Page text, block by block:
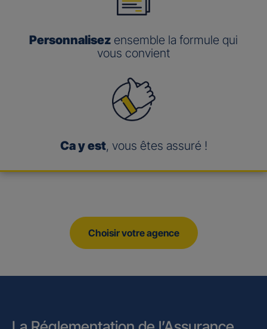
Personnalisez ensemble la formule qui
vous convient
Ca y est, vous êtes assuré !
Choisir votre agence